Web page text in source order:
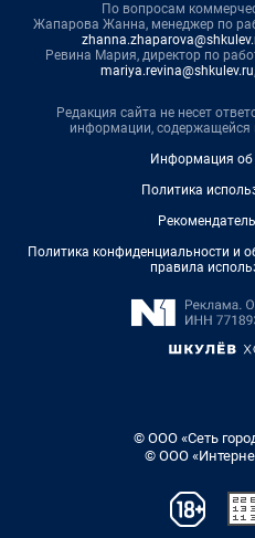
По вопросам
Жапарова Жанна, менеджер по
Ревина Мария, директор по
mariya.revina@shkulev.ru
Редакция сайта не несет
информации, содержащейся
Информация об
Политика
Политика конфиденциальности и
правила
© ООО «Сеть
© ООО